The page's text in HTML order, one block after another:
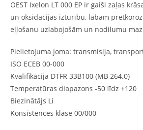
OEST Ixelon LT 000 EP ir gaiši zaļas
un oksidācijas izturību, labām
eļļošanu uzlabojošām un nodilumu
Pielietojuma joma: transmisija,
ISO ECEB 00-000
Kvalifikācija DTFR 33B100 (MB 264.0)
Temperatūras diapazons -50 līdz +120
Biezinātājs Li
Konsistences klase 00/000